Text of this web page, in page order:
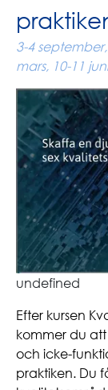
3-4
mars, 10-11 juni
undefined
Efter kursen
kommer du
och icke-
praktiken. Du